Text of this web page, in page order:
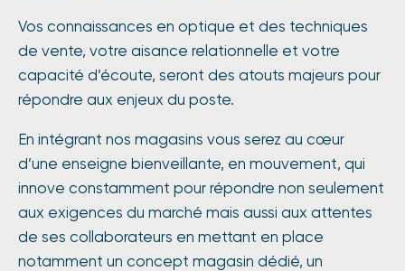
Vos connaissances en optique et des techniques
de vente, votre aisance relationnelle et votre
capacité d’écoute, seront des atouts majeurs pour
répondre aux enjeux du poste.
En intégrant nos magasins vous serez au cœur
d’une enseigne bienveillante, en mouvement, qui
innove constamment pour répondre non seulement
aux exigences du marché mais aussi aux attentes
de ses collaborateurs en mettant en place
notamment un concept magasin dédié, un